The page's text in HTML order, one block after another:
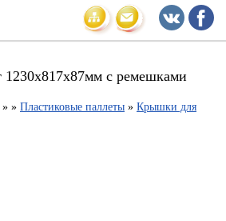
с ремешками
» » Пластиковые паллеты » Крышки для